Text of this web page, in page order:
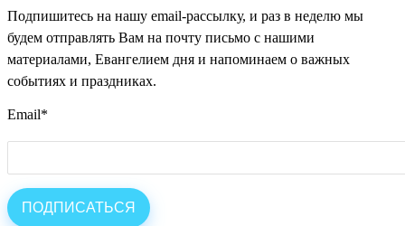
Подпишитесь на нашу email-рассылку, и раз в неделю мы
будем отправлять Вам на почту письмо с нашими
материалами, Евангелием дня и напоминаем о важных
событиях и праздниках.
Email*